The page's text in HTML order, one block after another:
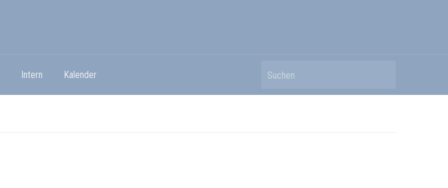
Intern Kalender Suchen